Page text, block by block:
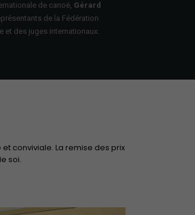
de canoë, Gérard
de la Fédération
et des juges internationaux.
conviviale. La remise des prix
soi.